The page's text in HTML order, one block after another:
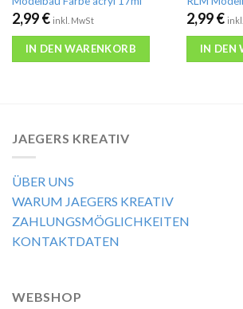
2,99€ inkl. MwSt
IN DEN WARENKORB
2,99€
IN DEN
JAEGERS KREATIV
ÜBER UNS
WARUM JAEGERS KREATIV
ZAHLUNGSMÖGLICHKEITEN
KONTAKTDATEN
WEBSHOP